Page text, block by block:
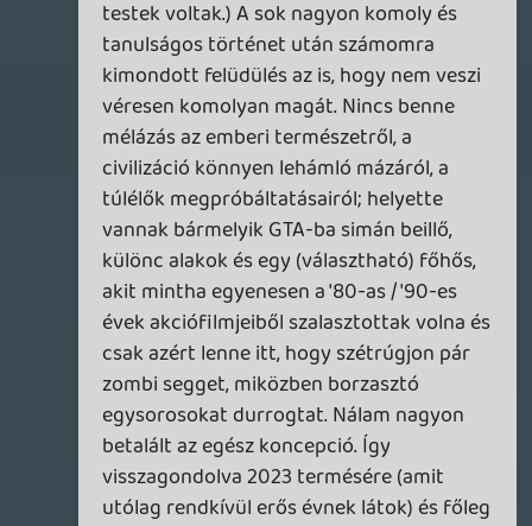
partijátékot, a Courtroom Chaos Starring
Arnold Schwarzeneggert és a Batman:
Caped Crusader Chroniclest.
gamer365.hu
TheReturnOfDVM
2026.08.03 16:00:19
#216gq
De azokkal lehet erdemben fejlodni, sokkal
tobb expt adnak, mint ha ugyanazt a
szornyet questen kivul olom meg:/
Gergo89 2026.08.03 12:03:14
2026.08.03 12:03:14 #216fh
Nem kell csinálni őket, legeslegalja fetch
questek. Semmit nem ad a játékhoz, csak
elvesz. Koncentrálj a sztorira...
TheReturnOfDVM 2026.08.02 23:23:12